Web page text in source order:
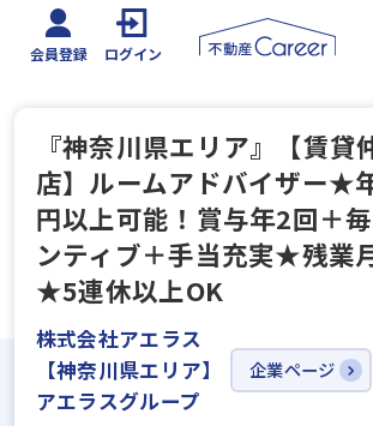
会員登録 ログイン
『神奈川県エリア』【賃貸
店】ルームアドバイザー★
円以上可能！賞与年2回＋
ンティブ＋手当充実★残業
★5連休以上OK
株式会社アエラス
【神奈川県エリア】
アエラスグループ
企業ページ